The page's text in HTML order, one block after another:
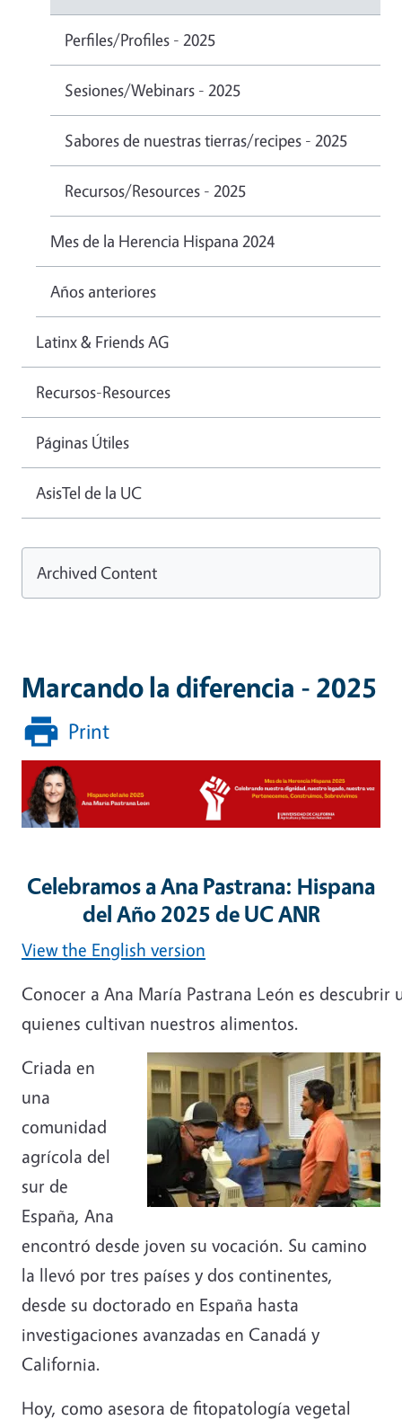
Marcando la diferencia - 2025
Print
Image
Celebramos a Ana Pastrana: Hispana
del Año 2025 de UC ANR
View the English version
Conocer a Ana María Pastrana León es
quienes cultivan nuestros alimentos.
Criada en
una
comunidad
agrícola del
sur de
España, Ana
encontró desde joven su vocación. Su camino
la llevó por tres países y dos continentes,
desde su doctorado en España hasta
investigaciones avanzadas en Canadá y
California.
Hoy, como asesora de fitopatología vegetal
Perfiles/Profiles - 2025
Sesiones/Webinars - 2025
Sabores de nuestras tierras/recipes - 2025
Recursos/Resources - 2025
Mes de la Herencia Hispana 2024
Años anteriores
Latinx & Friends AG
Recursos-Resources
Páginas Útiles
AsisTel de la UC
Archived Content